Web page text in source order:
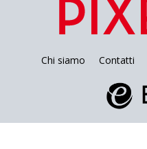
Chi siamo Contatti